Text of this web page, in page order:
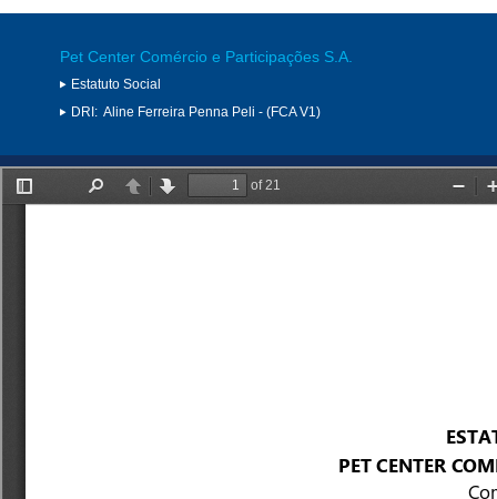
Pet Center Comércio e Participações S.A.
Estatuto Social
DRI: Aline Ferreira Penna Peli - (FCA V1)